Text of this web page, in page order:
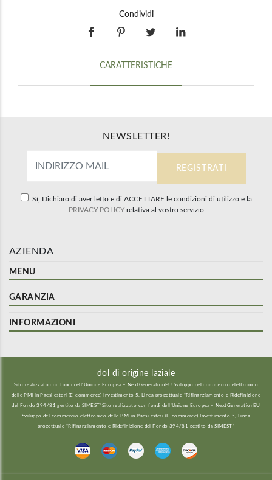
Condividi
CARATTERISTICHE
NEWSLETTER!
Sì, Dichiaro di aver letto e di ACCETTARE le condizioni di utilizzo e la
PRIVACY POLICYrelativa al vostro servizio
AZIENDA
MENU
GARANZIA
INFORMAZIONI
dol di origine laziale
Sito realizzato con fondi dell’Unione Europea – NextGenerationEU Sviluppo del commercio elettronico
delle PMI in Paesi esteri (E-commerce) Investimento 5, Linea progettuale “Rifinanziamento e Ridefinizione
del Fondo 394/81 gestito da SIMEST”Sito realizzato con fondi dell’Unione Europea – NextGenerationEU
Sviluppo del commercio elettronico delle PMI in Paesi esteri (E-commerce) Investimento 5, Linea
progettuale “Rifinanziamento e Ridefinizione del Fondo 394/81 gestito da SIMEST”